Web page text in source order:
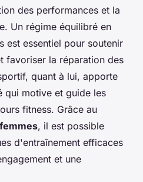
des performances et la
Un régime équilibré en
est essentiel pour soutenir
favoriser la réparation des
quant à lui, apporte
qui motive et guide les
fitness. Grâce au
, il est possible
d'entraînement efficaces
et une